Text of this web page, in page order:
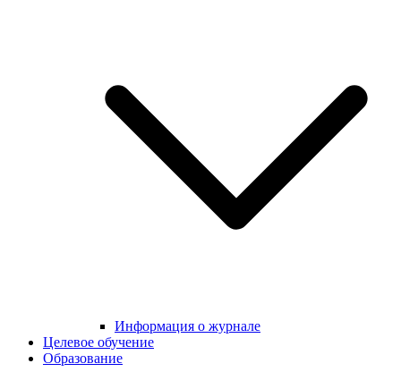
Информация о журнале
Целевое обучение
Образование